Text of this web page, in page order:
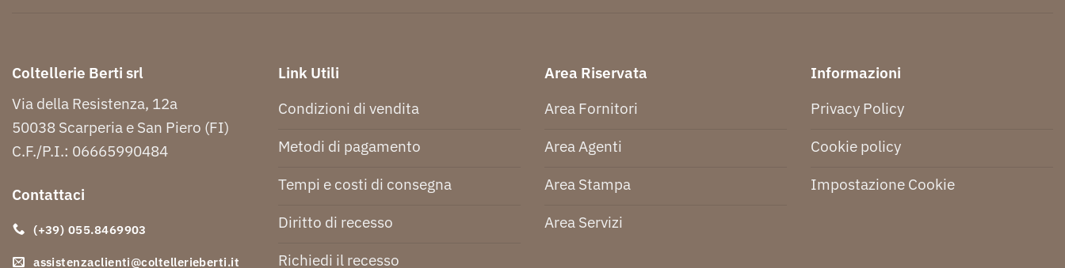
Coltellerie Berti srl
Via della Resistenza, 12a
50038 Scarperia e San Piero (FI)
C.F./P.I.: 06665990484
Contattaci
(+39) 055.8469903
assistenzaclienti@coltellerieberti.it
Link Utili
Condizioni di vendita
Metodi di pagamento
Tempi e costi di consegna
Diritto di recesso
Richiedi il recesso
Area Riservata
Area Fornitori
Area Agenti
Area Stampa
Area Servizi
Informazioni
Privacy Policy
Cookie policy
Impostazione Cookie